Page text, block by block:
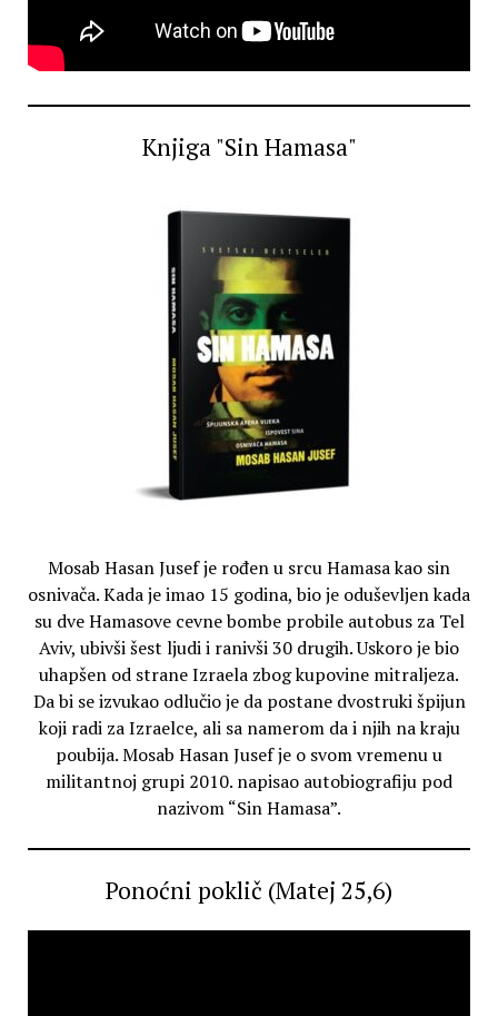
Knjiga "Sin Hamasa"
Mosab Hasan Jusef je rođen u srcu Hamasa kao sin
osnivača. Kada je imao 15 godina, bio je oduševljen kada
su dve Hamasove cevne bombe probile autobus za Tel
Aviv, ubivši šest ljudi i ranivši 30 drugih. Uskoro je bio
uhapšen od strane Izraela zbog kupovine mitraljeza.
Da bi se izvukao odlučio je da postane dvostruki špijun
koji radi za Izraelce, ali sa namerom da i njih na kraju
poubija. Mosab Hasan Jusef je o svom vremenu u
militantnoj grupi 2010. napisao autobiografiju pod
nazivom “Sin Hamasa”.
Ponoćni poklič (Matej 25,6)